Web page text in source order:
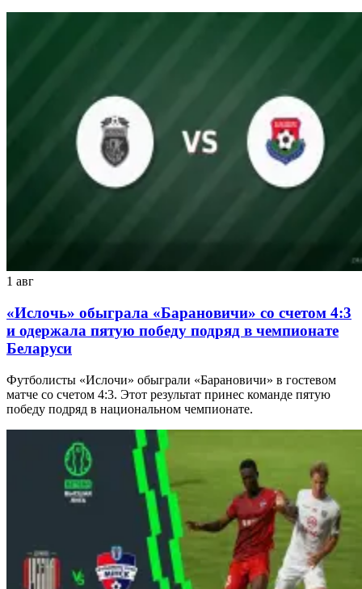
1 авг
«Ислочь» обыграла «Барановичи» со счетом 4:3
и одержала пятую победу подряд в чемпионате
Беларуси
Футболисты «Ислочи» обыграли «Барановичи» в гостевом
матче со счетом 4:3. Этот результат принес команде пятую
победу подряд в национальном чемпионате.